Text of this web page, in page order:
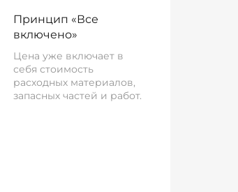
Принцип «Все
включено»
Цена уже включает в
себя стоимость
расходных материалов,
запасных частей и работ.